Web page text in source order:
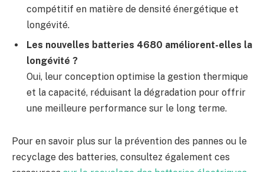
compétitif en matière de densité énergétique et
longévité.
Les nouvelles batteries 4680 améliorent-elles la
longévité ?
Oui, leur conception optimise la gestion thermique
et la capacité, réduisant la dégradation pour offrir
une meilleure performance sur le long terme.
Pour en savoir plus sur la prévention des pannes ou le
recyclage des batteries, consultez également ces